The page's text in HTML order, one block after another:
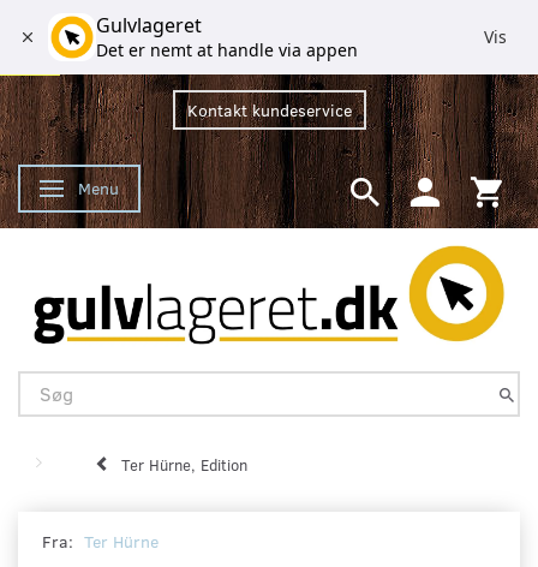
Kontakt kundeservice
Skifte navigation
Menu
Ter Hürne, Edition
Fra: Ter Hürne
Gulvlageret
Det er nemt at handle via appen
Vis